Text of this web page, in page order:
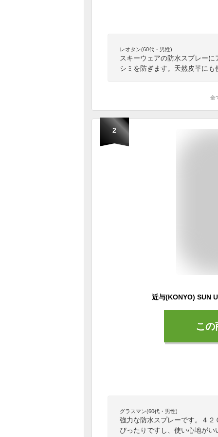
レオタン(60代・男性)
スキーウェアの防水スプレー
シミを防ぎます。天然皮革に
全
2
こ
グラスマン(60代・男性)
強力な防水スプレーです。４
ぴったりですし、使い心地がい